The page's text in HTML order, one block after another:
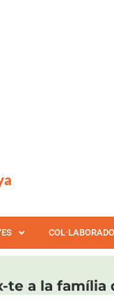
te a la família